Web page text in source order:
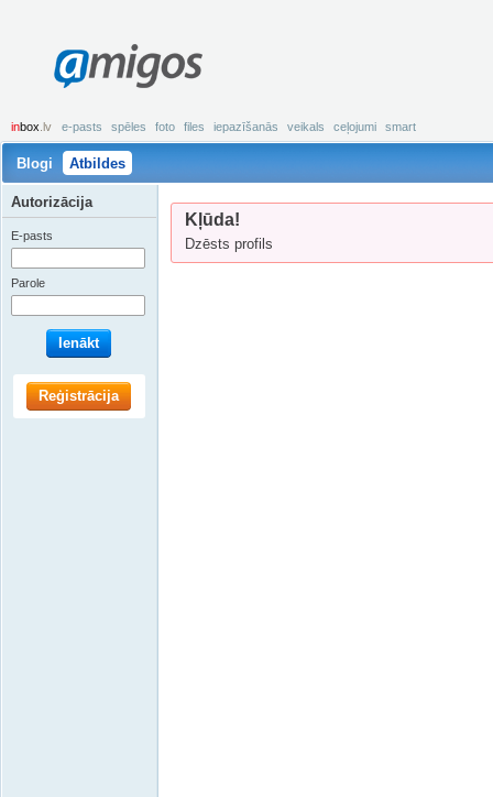
amigos
inbox .lv e-pasts spēles foto files iepazīšanās veikals ceļojumi smart
Blogi Atbildes
Kļūda!
Dzēsts profils
Autorizācija
E-pasts
Parole
Ienākt
Reģistrācija